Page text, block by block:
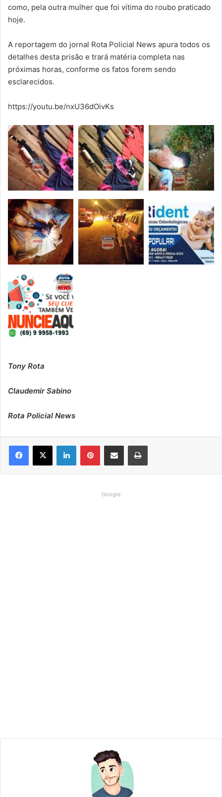
como, pela outra mulher que foi vítima do roubo praticado
hoje.
A reportagem do jornal Rota Policial News apura todos os
detalhes desta prisão e trará matéria completa nas
próximas horas, conforme os fatos forem sendo
esclarecidos.
https://youtu.be/nxU36dOivKs
Tony Rota
Claudemir Sabino
Rota Policial News
Google